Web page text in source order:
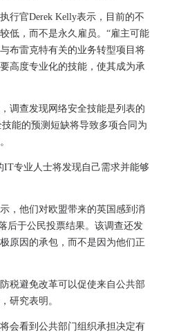
行官Derek Kelly表示，目前的不
低，而不是永久雇员。“雇主可能
布雷克特有关的业务转型项目将
高度专业化的技能，使其成为承
调查发现网络安全技能是列表的
能的预测短缺将导致多项合同为
IT专业人士将发现自己需求并能够
，他们对欧盟带来的英国感到消
后于公民投票结果。该调查还发
原因的承包，而不是因为他们正
税避免改革可以促使来自公共部
研究表明。
会看到公共部门组织承担决定有